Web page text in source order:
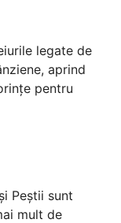
legate de
aprind
pentru
Peștii sunt
mult de